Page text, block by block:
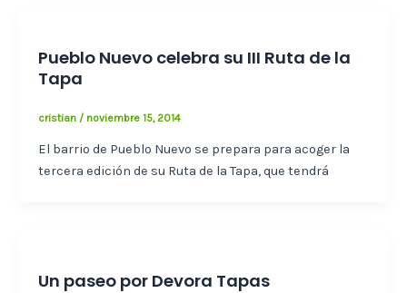
Pueblo Nuevo celebra su III Ruta de la
Tapa
cristian / noviembre 15, 2014
El barrio de Pueblo Nuevo se prepara para acoger la
tercera edición de su Ruta de la Tapa, que tendrá
Un paseo por Devora Tapas